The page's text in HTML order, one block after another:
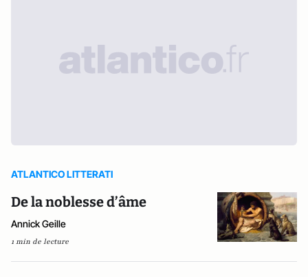
ATLANTICO LITTERATI
De la noblesse d’âme
Annick Geille
1 min de lecture